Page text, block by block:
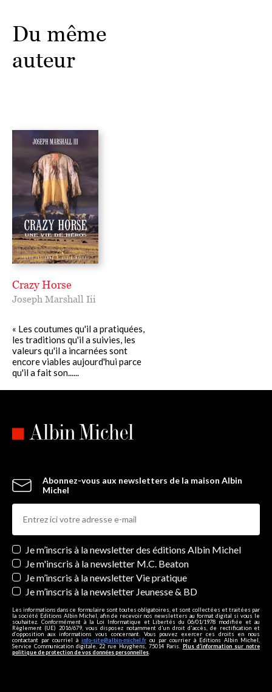
Du même
auteur
Crazy Horse
Joseph Marshall Iii
« Les coutumes qu'il a pratiquées,
les traditions qu'il a suivies, les
valeurs qu'il a incarnées sont
encore viables aujourd'hui parce
qu'il a fait son......
Abonnez-vous aux newsletters de la maison Albin
Michel
Newsletters
Je m’inscris à la newsletter des éditions Albin Michel
Je m'inscris à la newsletter M.C. Beaton
Je m’inscris à la newsletter Vie pratique
Je m’inscris à la newsletter Jeunesse & BD
Les informations dans ce formulaire sont toutes obligatoires, et sont collectées et traitées par
la société Editions Albin Michel, afin de recevoir nos newsletters au format digital si vous le
souhaitez. Conformément à la Loi Informatique et Libertés du 06/01/1978 modifiée et au
Règlement (UE) 2016/679, vous disposez notamment d'un droit d'accès, de rectification et
d’opposition aux informations vous concernant. Vous pouvez exercer ces droits en nous
contactant par courriel à info-site@albin-michel.fr ou par courrier à Editions Albin Michel,
Service Communication digitale, 22 rue Huyghens, 75014 Paris. Plus d’information sur notre
politique de protection de vos données personnelles